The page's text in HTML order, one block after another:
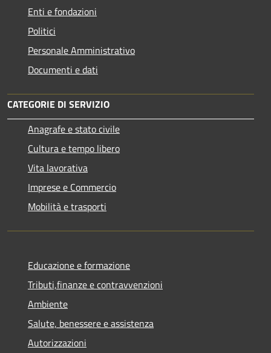
Enti e fondazioni
Politici
Personale Amministrativo
Documenti e dati
CATEGORIE DI SERVIZIO
Anagrafe e stato civile
Cultura e tempo libero
Vita lavorativa
Imprese e Commercio
Mobilità e trasporti
Educazione e formazione
Tributi,finanze e contravvenzioni
Ambiente
Salute, benessere e assistenza
Autorizzazioni